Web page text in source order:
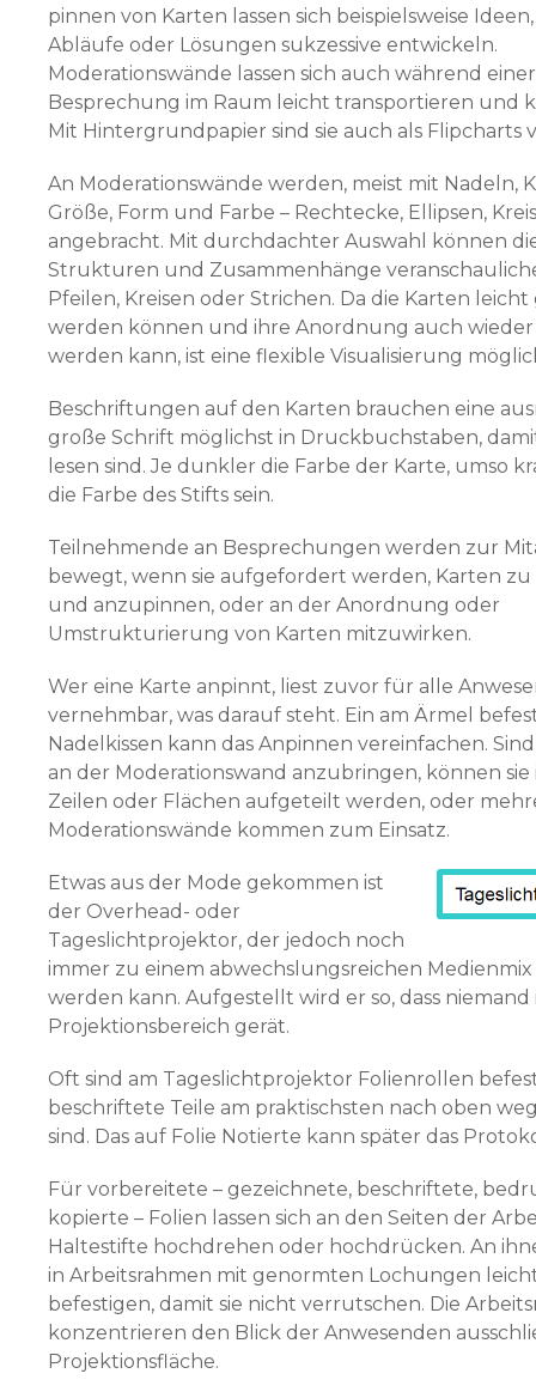
pinnen von Karten lassen sich beispielsweise
Abläufe oder Lösungen sukzessive entwickeln.
Moderationswände lassen sich auch während einer
Besprechung im Raum leicht transportieren und
Mit Hintergrundpapier sind sie auch als Flipcharts
An Moderationswände werden, meist mit Nadeln,
Größe, Form und Farbe – Rechtecke, Ellipsen,
angebracht. Mit durchdachter Aus­wahl können
Strukturen und Zusammenhänge
Pfeilen, Kreisen oder Strichen. Da die Karten
werden können und ihre Anordnung auch
werden kann, ist eine flexible Visualisierung
Beschriftungen auf den Karten brauchen eine
große Schrift möglichst in Druckbuchstaben,
lesen sind. Je dunkler die Farbe der Karte, umso
die Farbe des Stifts sein.
Teilnehmende an Besprechungen werden zur
bewegt, wenn sie aufge­fordert werden, Karten
und anzupinnen, oder an der Anordnung oder
Umstrukturierung von Karten mitzuwirken.
Wer eine Karte anpinnt, liest zuvor für alle
vernehmbar, was darauf steht. Ein am Ärmel
Nadelkissen kann das Anpinnen vereinfachen.
an der Moderationswand anzubringen, können sie
Zeilen oder Flächen aufgeteilt werden, oder
Moderationswände kommen zum Einsatz.
Etwas aus der Mode gekommen ist
der Overhead- oder
Tageslichtprojektor, der jedoch noch
immer zu einem abwechslungsreichen
werden kann. Aufgestellt wird er so, dass niemand
Projektionsbereich gerät.
Oft sind am Tageslichtprojektor Folienrollen
beschriftete Teile am praktischsten nach oben
sind. Das auf Folie Notierte kann später das
Für vorbereitete – gezeichnete, beschriftete,
kopierte – Folien lassen sich an den Seiten der
Haltestifte hochdrehen oder hochdrücken. An
in Arbeitsrahmen mit genormten Lochungen
befestigen, damit sie nicht verrutschen. Die
konzentrieren den Blick der Anwesenden
Projektionsfläche.